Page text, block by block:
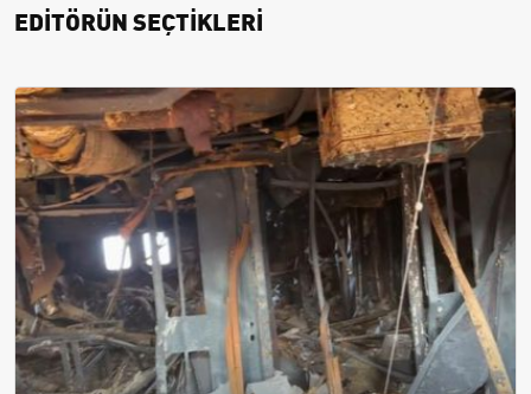
EDİTÖRÜN SEÇTİKLERİ